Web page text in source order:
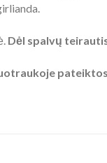
Dėl spalvų